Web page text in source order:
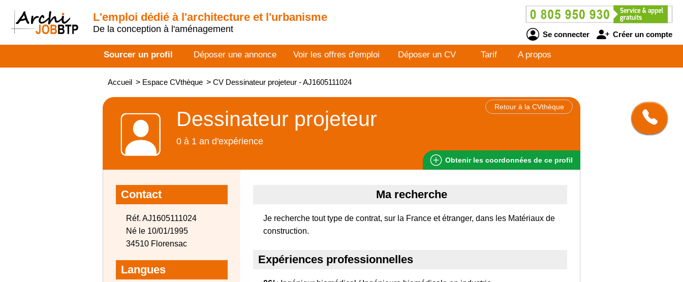
L'emploi dédié à l'architecture et l'urbanisme
De la conception à l'aménagement
Se connecter Créer un compte
Sourcer un profil Déposer une annonce Voir les offres d'emploi Déposer un CV Tarif A propos
Accueil > Espace CVthèque > CV Dessinateur projeteur - AJ1605111024
Retour à la CVthèque
Dessinateur projeteur
0 à 1 an d'expérience
Obtenir les coordonnées de ce profil
Contact
Réf. AJ1605111024
Né le 10/01/1995
34510 Florensac
Langues
Ma recherche
Je recherche tout type de contrat, sur la France et étranger, dans les Matériaux de
construction.
Expériences professionnelles